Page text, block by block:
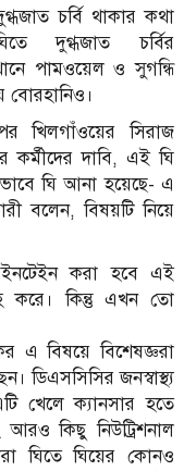
চর্বি থাকার কথা
দুগ্ধজাত চর্বির
পামওয়েল ও সুগন্ধি
বোরহানিও।
খিলগাঁওয়ের সিরাজ
কর্মীদের দাবি, এই ঘি
ঘি আনা হয়েছে- এ
বলেন, বিষয়টি নিয়ে
করা হবে এই
করে। কিন্তু এখন তো
এ বিষয়ে বিশেষজ্ঞরা
ডিএসসিসির জনস্বাস্থ্য
খেলে ক্যানসার হতে
কিছু নিউট্রিশনাল
ঘিতে ঘিয়ের কোনও